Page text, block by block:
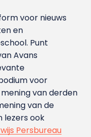
voor nieuws
en
Punt
Avans
voor
van derden
van de
lezers ook
Persbureau